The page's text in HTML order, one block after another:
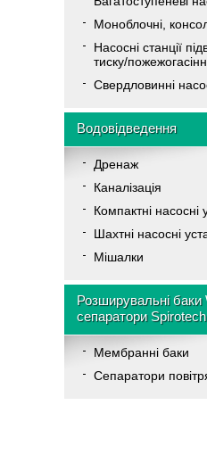
Моноблочні,
Насосні станції
тиску/
Свердловинні
Водовідведення
Дренаж
Каналізація
Компактні насосні
Шахтні насосні
Мішалки
Розширувальні баки
сепаратори Spirotech
Мембранні баки
Cепаратори